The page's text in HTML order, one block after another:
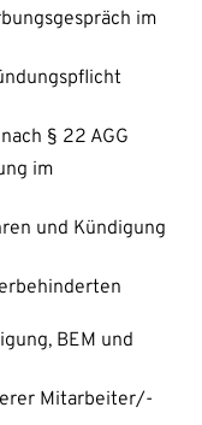
im
§ 22 AGG
im
und Kündigung
BEM und
Mitarbeiter/-